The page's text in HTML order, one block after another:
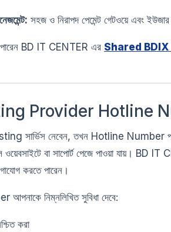
সহজ ও নিরাপদ পেমেন্ট গেটওয়ে এবং ইউজার
পারেন BD IT CENTER এর Shared
Provider Hotline
সার্ভিস নেবেন, তখন Hotline Number
ওয়েবসাইটে বা সাপোর্ট পেজে পাওয়া যায়।
করতে পারেন।
নিম্নলিখিত সুবিধা দেবে:
করা